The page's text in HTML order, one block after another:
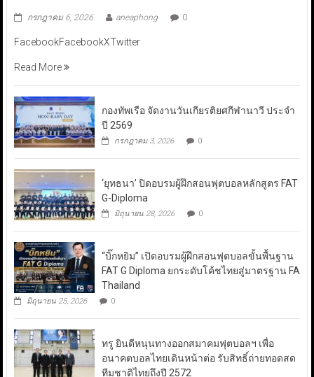
กรกฎาคม 6, 2026 aneaphong 0
FacebookFacebookXTwitter
Read More
กองทัพเรือ จัดงานวันเกียรติยศกีฬานาวี ประจำ
ปี 2569
กรกฎาคม 3, 2026 0
‘ยุทธนา’ ปิดอบรมผู้ฝึกสอนฟุตบอลหลักสูตร FAT
G-Diploma
มิถุนายน 28, 2026 0
“บิ๊กหยิม” เปิดอบรมผู้ฝึกสอนฟุตบอลขั้นพื้นฐาน
FAT G Diploma ยกระดับโค้ชไทยสู่มาตรฐาน FA
Thailand
มิถุนายน 25, 2026 0
ทรู ยินดีหนุนทางออกสมาคมฟุตบอลฯ เพื่อ
อนาคตบอลไทยเดินหน้าต่อ รับสิทธิ์ถ่ายทอดสด
ทีมชาติไทยถึงปี 2572